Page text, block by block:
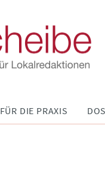
FÜR DIE PRAXIS